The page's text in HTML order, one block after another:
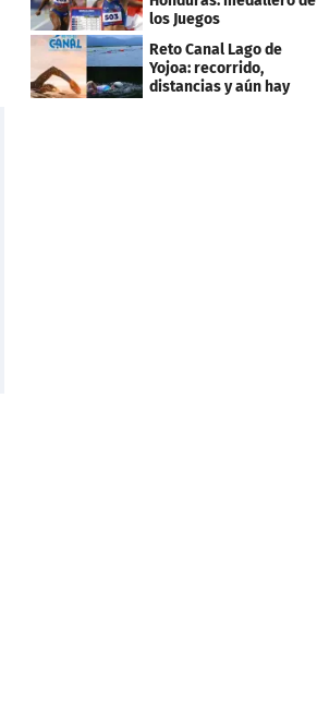
los Juegos
Centroamericanos
Reto Canal Lago de
Yojoa: recorrido,
distancias y aún hay